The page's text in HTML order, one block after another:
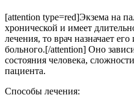
[attention type=red]Экзема на
хронической и имеет
лечения, то врач назначает
больного.[/attention] Оно
состояния человека,
пациента.
Способы лечения: